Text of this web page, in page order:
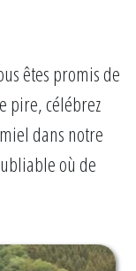
êtes promis de
pire, célébrez
dans notre
où de